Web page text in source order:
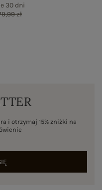
30 dni
zł
i otrzymaj 15% zniżki na